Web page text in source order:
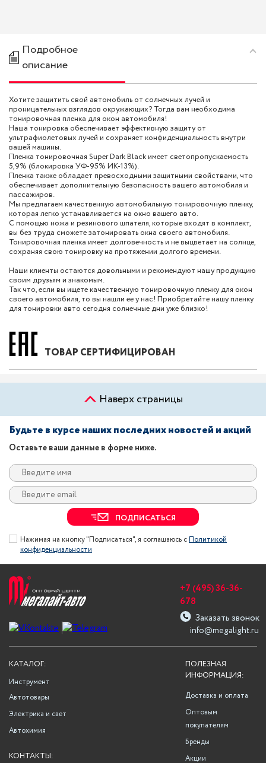
Подробное
описание
Хотите защитить свой автомобиль от солнечных лучей и
проницательных взглядов окружающих? Тогда вам необходима
тонировочная пленка для окон автомобиля!
Наша тонировка обеспечивает эффективную защиту от
ультрафиолетовых лучей и сохраняет конфиденциальность внутри
вашей машины.
Пленка тонировочная Super Dark Black имеет светопропускаемость
5,9% (блокировка УФ-95% ИК-13%).
Пленка также обладает превосходными защитными свойствами, что
обеспечивает дополнительную безопасность вашего автомобиля и
пассажиров.
Мы предлагаем качественную автомобильную тонировочную пленку,
которая легко устанавливается на окно вашего авто.
С помощью ножа и резинового шпателя, которые входят в комплект,
вы без труда сможете затонировать окна своего автомобиля.
Тонировочная пленка имеет долговечность и не выцветает на солнце,
сохраняя свою тонировку на протяжении долгого времени.
Наши клиенты остаются довольными и рекомендуют нашу продукцию
своим друзьям и знакомым.
Так что, если вы ищете качественную тонировочную пленку для окон
своего автомобиля, то вы нашли ее у нас! Приобретайте нашу пленку
для тонировки авто сегодня солнечные дни уже близко!
ТОВАР СЕРТИФИЦИРОВАН
Наверх страницы
Будьте в курсе наших последних новостей и акций
Оставьте ваши данные в форме ниже.
ПОДПИСАТЬСЯ
Нажимая на кнопку "Подписаться", я соглашаюсь сПолитикой
конфиденциальности
info@megalight.ru
+7 (495) 36-36-
678
Заказать звонок
ПОЛЕЗНАЯ
ИНФОРМАЦИЯ:
Доставка и оплата
Оптовым
покупателям
Бренды
Акции
КАТАЛОГ:
Инструмент
Автотовары
Электрика и свет
Автохимия
КОНТАКТЫ: